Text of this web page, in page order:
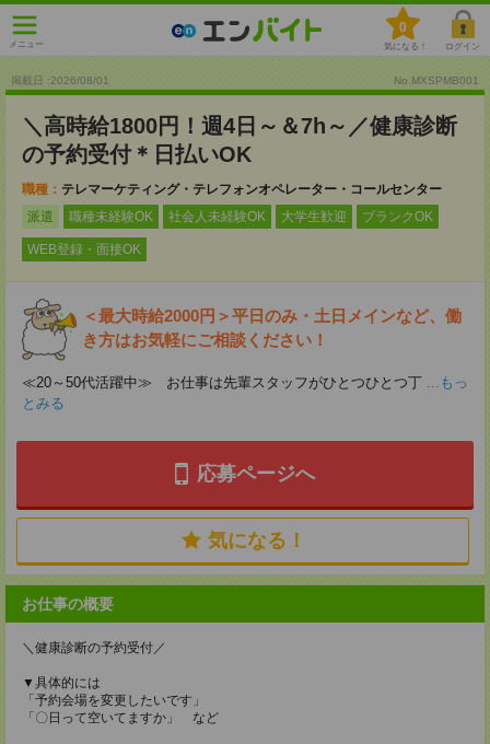
メニュー
0
気になる！ ログイン
掲載日 :2026/08/01 No.MXSPMB001
＼高時給1800円！週4日～＆7h～／健康診断
の予約受付＊日払いOK
職種： テレマーケティング・テレフォンオペレーター・コールセンター
派遣
職種未経験OK 社会人未経験OK 大学生歓迎 ブランクOK
WEB登録・面接OK
＜最大時給2000円＞平日のみ・土日メインなど、働
き方はお気軽にご相談ください！
≪20～50代活躍中≫ お仕事は先輩スタッフがひとつひとつ丁 ...もっ
とみる
応募ページへ
気になる！
お仕事の概要
＼健康診断の予約受付／
▼具体的には
「予約会場を変更したいです」
「〇日って空いてますか」 など